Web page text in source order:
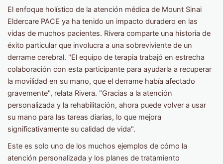
El enfoque holístico de la atención médica de Mount Sinai
Eldercare PACE ya ha tenido un impacto duradero en las
vidas de muchos pacientes. Rivera comparte una historia de
éxito particular que involucra a una sobreviviente de un
derrame cerebral. "El equipo de terapia trabajó en estrecha
colaboración con esta participante para ayudarla a recuperar
la movilidad en su mano, que el derrame había afectado
gravemente", relata Rivera. "Gracias a la atención
personalizada y la rehabilitación, ahora puede volver a usar
su mano para las tareas diarias, lo que mejora
significativamente su calidad de vida".
Este es solo uno de los muchos ejemplos de cómo la
atención personalizada y los planes de tratamiento